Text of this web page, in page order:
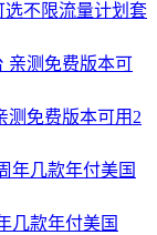
选不限流量计划套
测免费版本可用2
几款年付美国